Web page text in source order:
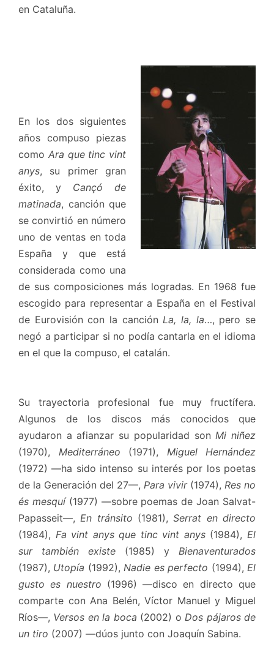
en Cataluña.
En los dos siguientes
años compuso piezas
como Ara que tinc vint
anys, su primer gran
éxito, y Cançó de
matinada, canción que
se convirtió en número
uno de ventas en toda
España y que está
considerada como una
de sus composiciones más logradas. En 1968 fue
escogido para representar a España en el Festival
de Eurovisión con la canciónLa, la, la…, pero se
negó a participar si no podía cantarla en el idioma
en el que la compuso, el catalán.
Su trayectoria profesional fue muy fructífera.
Algunos de los discos más conocidos que
ayudaron a afianzar su popularidad sonMi niñez
(1970), Mediterráneo (1971), Miguel Hernández
(1972) —ha sido intenso su interés por los poetas
de la Generación del 27—, Para vivir(1974), Res no
és mesquí (1977) —sobre poemas de Joan Salvat-
Papasseit—,En tránsito (1981),Serrat en directo
(1984), Fa vint anys que tinc vint anys(1984),El
sur también existe (1985) y Bienaventurados
(1987), Utopía (1992),Nadie es perfecto (1994),El
gusto es nuestro (1996) —disco en directo que
comparte con Ana Belén, Víctor Manuel y Miguel
Ríos—, Versos en la boca (2002) oDos pájaros de
un tiro (2007) —dúos junto con Joaquín Sabina.